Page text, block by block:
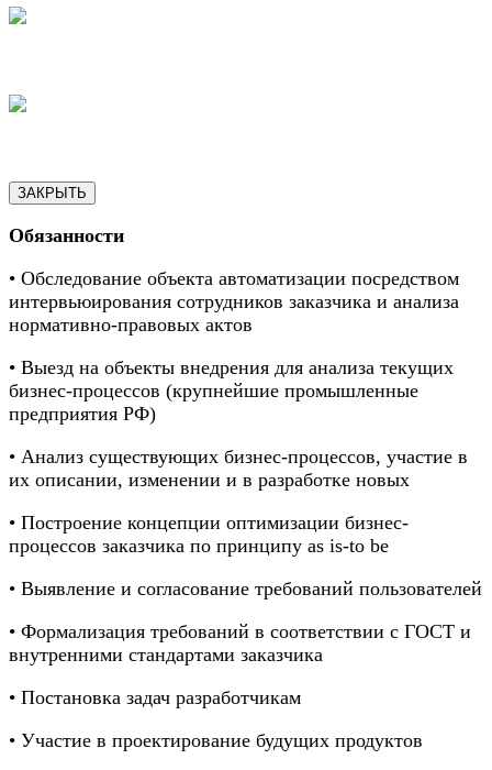
ЗАКРЫТЬ
Обязанности
• Обследование объекта автоматизации посредством
интервьюирования сотрудников заказчика и анализа
нормативно-правовых актов
• Выезд на объекты внедрения для анализа текущих
бизнес-процессов (крупнейшие промышленные
предприятия РФ)
• Анализ существующих бизнес-процессов, участие в
их описании, изменении и в разработке новых
• Построение концепции оптимизации бизнес-
процессов заказчика по принципу as is-to be
• Выявление и согласование требований пользователей
• Формализация требований в соответствии с ГОСТ и
внутренними стандартами заказчика
• Постановка задач разработчикам
• Участие в проектирование будущих продуктов